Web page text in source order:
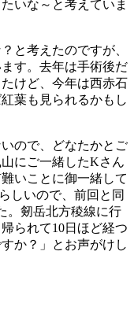
いな～と考えていま
と考えたのですが、
す。去年は手術後だ
けど、今年は西赤石
葉も見られるかもし
ので、どなたかとご
にご一緒したKさん
いことに御一緒して
しいので、前回と同
。剱岳北方稜線に行
られて10日ほど経つ
か？」とお声がけし